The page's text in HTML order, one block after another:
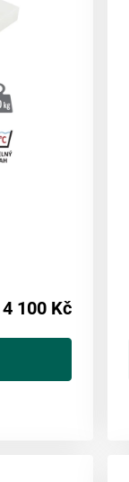
4 100 Kč